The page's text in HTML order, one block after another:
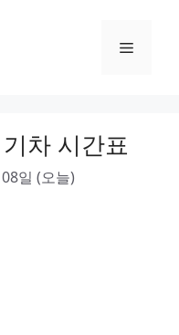
Menu
차 시간표
일 (오늘)